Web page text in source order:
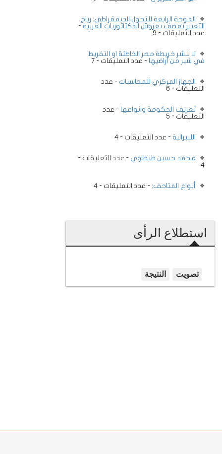
الموجة الرابعة للتحول الديمقراطي: رياح
التغيير تعصف بعروش الدكتاتوريات العربية -
عدد التعليقات - 9
لا لنشر خريطة مصر الخاطئة او التفريط
في شبر من أراضيها - عدد التعليقات - 7
الجهاز المركزي للمحاسبات - عدد
التعليقات - 6
تعريف الحكومة وانواعها - عدد
التعليقات - 5
الليبرالية - عدد التعليقات - 4
محمد حسين طنطاوي - عدد التعليقات -
4
أنواع المتاحف: - عدد التعليقات - 4
استطلاع الرأى